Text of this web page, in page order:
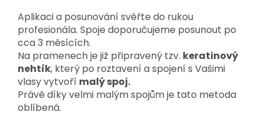
Aplikaci a posunování svěřte do rukou
profesionála. Spoje doporučujeme posunout po
cca 3 měsících.
Na pramenech je již připravený tzv. keratinový
nehtík, který po roztavení a spojení s Vašimi
vlasy vytvoří malý spoj.
Právě díky velmi malým spojům je tato metoda
oblíbená.